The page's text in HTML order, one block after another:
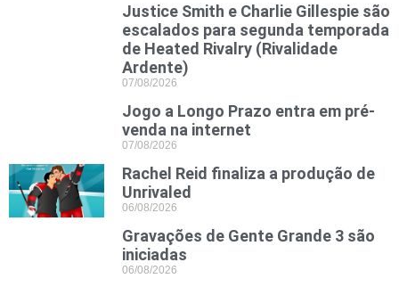
Justice Smith e Charlie Gillespie são
escalados para segunda temporada
de Heated Rivalry (Rivalidade
Ardente)
07/08/2026
Jogo a Longo Prazo entra em pré-
venda na internet
07/08/2026
Rachel Reid finaliza a produção de
Unrivaled
06/08/2026
Gravações de Gente Grande 3 são
iniciadas
06/08/2026